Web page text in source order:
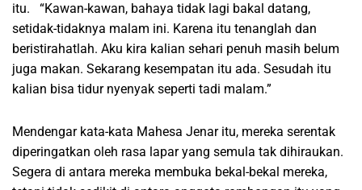
itu. “Kawan-kawan, bahaya tidak lagi bakal datang,
setidak-tidaknya malam ini. Karena itu tenanglah dan
beristirahatlah. Aku kira kalian sehari penuh masih belum
juga makan. Sekarang kesempatan itu ada. Sesudah itu
kalian bisa tidur nyenyak seperti tadi malam.”
Mendengar kata-kata Mahesa Jenar itu, mereka serentak
diperingatkan oleh rasa lapar yang semula tak dihiraukan.
Segera di antara mereka membuka bekal-bekal mereka,